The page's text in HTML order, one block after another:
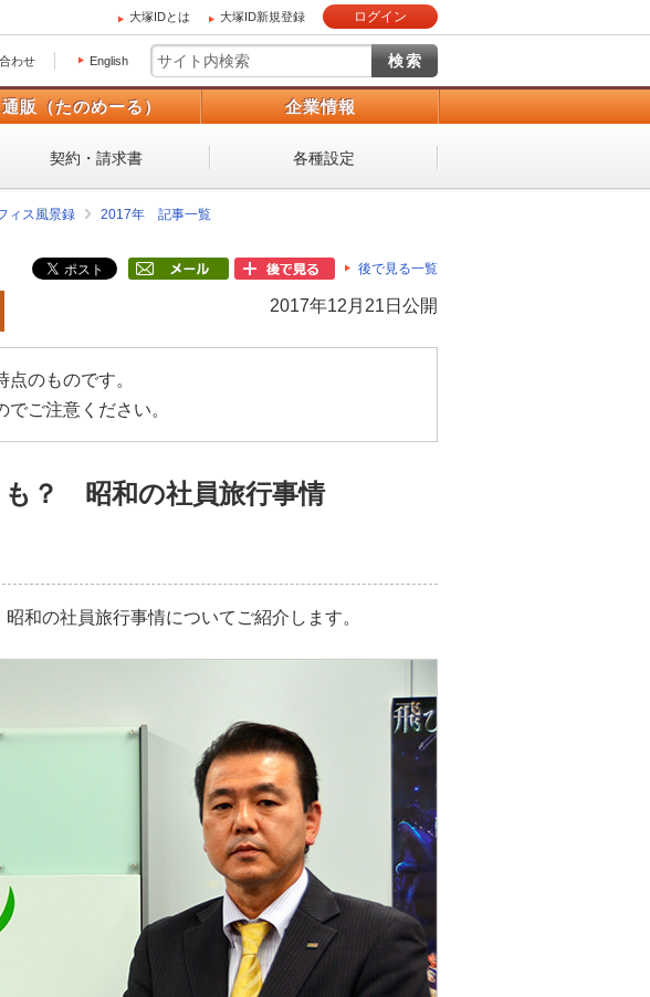
大塚IDとは 大塚ID新規登録 ログイン
わせ English
通販（たのめーる） 企業情報
契約・請求書 各種設定
ィス風景録
2017年 記事一覧
後で見る一覧
2017年12月21日公開
のものです。
ご注意ください。
も？ 昭和の社員旅行事情
和の社員旅行事情についてご紹介します。